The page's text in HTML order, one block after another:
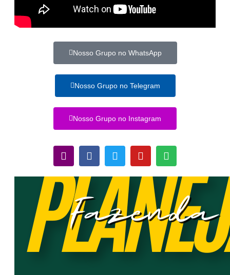
Nosso Grupo no WhatsApp
Nosso Grupo no Telegram
Nosso Grupo no Instagram